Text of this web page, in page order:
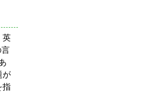
英
言
が
指